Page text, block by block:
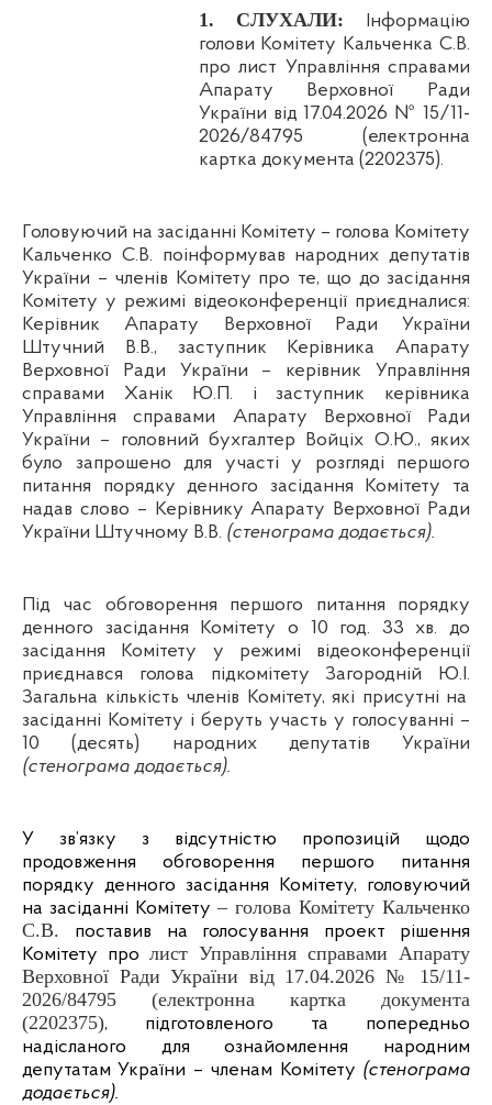
1. СЛУХАЛИ:
Інформацію
голови Комітету Кальченка С.В.
пролист Управління справами
Апарату Верховної Ради
України від 17.04.2026 № 15/11-
2026/84795 (електронна
картка документа (2202375).
Головуючий на засіданні Комітету – голова Комітету
Кальченко С.В. поінформував народних депутатів
України – членів Комітету про те, що до засідання
Комітету у режимі відеоконференції приєдналися:
Керівник Апарату Верховної Ради України
Штучний В.В., заступник Керівника Апарату
Верховної Ради України – керівник Управління
справами Ханік Ю.П. і заступник керівника
Управління справами Апарату Верховної Ради
України – головний бухгалтер Войціх О.Ю., яких
було запрошено для участі у розгляді першого
питання порядку денного засідання Комітету та
надав слово – Керівнику Апарату Верховної Ради
України Штучному В.В. (стенограма додається).
Під час обговорення першого питання порядку
денного засідання Комітету о 10 год. 33 хв. до
засідання Комітету у режимі відеоконференції
приєднався голова підкомітетуЗагородній Ю.І.
Загальна кількість членів Комітету, які присутні на
засіданні Комітету і беруть участь у голосуванні –
10 (десять) народних депутатів України
(стенограма додається).
У зв’язку з відсутністю пропозицій щодо
продовження обговорення першого питання
порядку денного засідання Комітету, головуючий
на засіданні Комітету – голова Комітету Кальченко
С.В. поставив на голосування проект рішення
Комітету про лист Управління справами Апарату
Верховної Ради України від 17.04.2026 № 15/11-
2026/84795 (електронна картка документа
(2202375), підготовленого та попередньо
надісланого для ознайомлення народним
депутатам України – членам Комітету (стенограма
додається).